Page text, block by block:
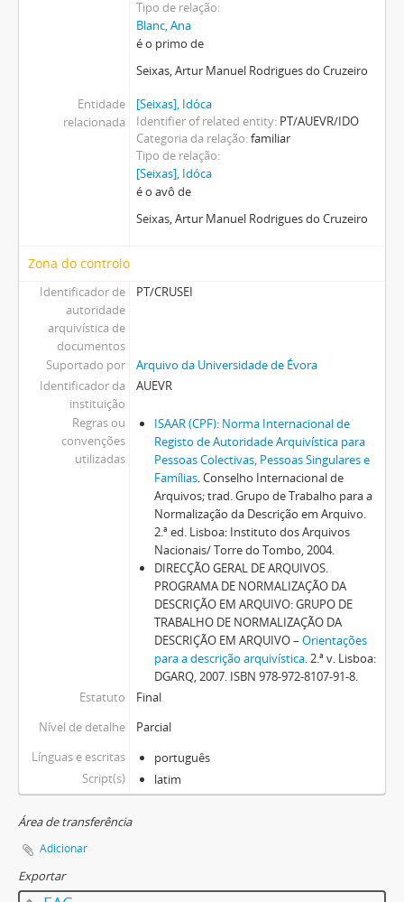
Tipo de relação
Blanc, Ana
é o primo de
Seixas, Artur Manuel Rodrigues do Cruzeiro
Entidade
relacionada
[Seixas], Idóca
Identifier of related entity PT/AUEVR/IDO
Categoria da relação familiar
Tipo de relação
[Seixas], Idóca
é o avô de
Seixas, Artur Manuel Rodrigues do Cruzeiro
Zona do controlo
Identificador de
autoridade
arquivística de
documentos
PT/CRUSEI
Suportado por
Arquivo da Universidade de Évora
Identificador da
instituição
AUEVR
Regras ou
convenções
utilizadas
ISAAR (CPF): Norma Internacional de
Registo de Autoridade Arquivística para
Pessoas Colectivas, Pessoas Singulares e
Famílias. Conselho Internacional de
Arquivos; trad. Grupo de Trabalho para a
Normalização da Descrição em Arquivo.
2.ª ed. Lisboa: Instituto dos Arquivos
Nacionais/ Torre do Tombo, 2004.
DIRECÇÃO GERAL DE ARQUIVOS.
PROGRAMA DE NORMALIZAÇÃO DA
DESCRIÇÃO EM ARQUIVO: GRUPO DE
TRABALHO DE NORMALIZAÇÃO DA
DESCRIÇÃO EM ARQUIVO – Orientações
para a descrição arquivística. 2.ª v. Lisboa:
DGARQ, 2007. ISBN 978-972-8107-91-8.
Estatuto
Final
Nível de detalhe
Parcial
Línguas e escritas
português
Script(s)
latim
Área de transferência
Adicionar
Exportar